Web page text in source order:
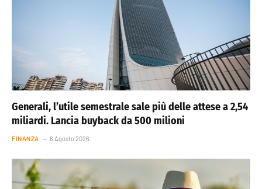
Generali, l’utile semestrale sale più delle attese a 2,54
miliardi. Lancia buyback da 500 milioni
FINANZA 6 Agosto 2026